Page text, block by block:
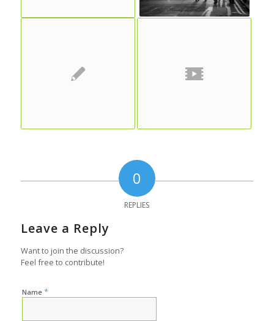
0
REPLIES
Leave a Reply
Want to join the discussion?
Feel free to contribute!
Name *